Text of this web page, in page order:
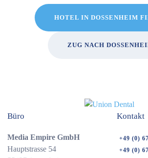
HOTEL IN DOSSENHEIM
ZUG NACH
Büro
Media Empire GmbH
Hauptstrasse 54
Kontakt
+49 (0)
+49 (0)